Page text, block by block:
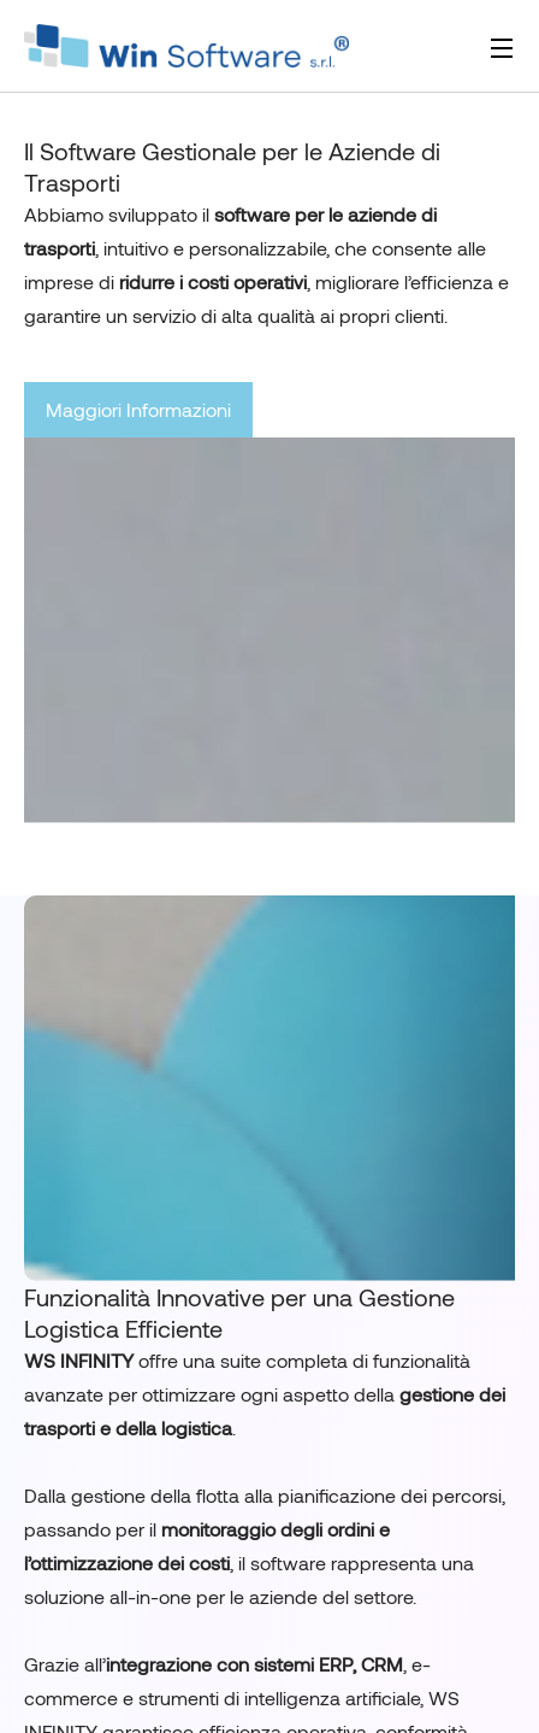
Il Software Gestionale per le Aziende di
Trasporti
Abbiamo sviluppato il software per le aziende di
trasporti , intuitivo e personalizzabile, che consente alle
imprese di ridurre i costi operativi , migliorare l’efficienza e
garantire un servizio di alta qualità ai propri clienti.
Maggiori Informazioni
Funzionalità Innovative per una Gestione
Logistica Efficiente
WS INFINITYoffre una suite completa di funzionalità
avanzate per ottimizzare ogni aspetto della gestione dei
trasporti e della logistica
Dalla gestione della flotta alla pianificazione dei percorsi,
passando per il monitoraggio degli ordini e
l’ottimizzazione dei costi , il software rappresenta una
soluzione all-in-one per le aziende del settore.
Grazie all’integrazione con sistemi ERP, CRM , e-
commerce e strumenti di intelligenza artificiale, WS